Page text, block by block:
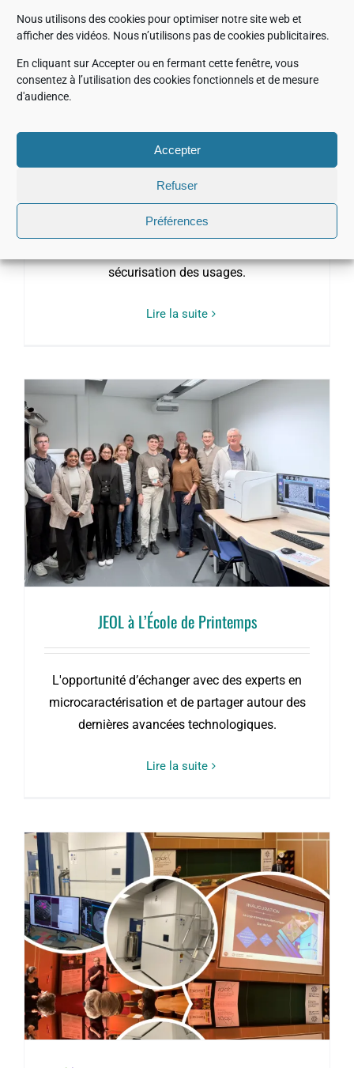
Nous utilisons des cookies pour optimiser notre site web et
afficher des vidéos. Nous n’utilisons pas de cookies publicitaires.
En cliquant sur Accepter ou en fermant cette fenêtre, vous
consentez à l’utilisation des cookies fonctionnels et de mesure
d'audience.
Accepter
Refuser
Préférences
JEOL recherche un(e) assistant(e) RSI /
Alternant.e Bac+4 pour une montée en
compétences progressive : accompagnement
du RSI pendant 3 ans, puis prise de relais.
sécurisation des usages.
Lire la suite
JEOL à L’École de Printemps
L'opportunité d’échanger avec des experts en
microcaractérisation et de partager autour des
dernières avancées technologiques.
Lire la suite